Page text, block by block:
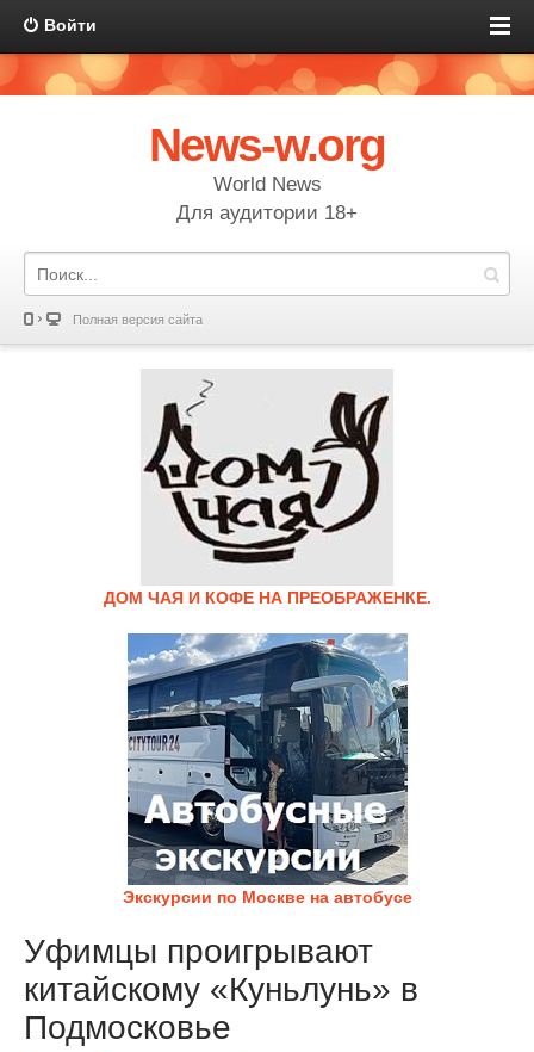
Войти
News-w.org
World News
Для аудитории 18+
Полная версия сайта
ДОМ ЧАЯ И КОФЕ НА ПРЕОБРАЖЕНКЕ.
Экскурсии по Москве на автобусе
Уфимцы проигрывают
китайскому «Куньлунь» в
Подмосковье